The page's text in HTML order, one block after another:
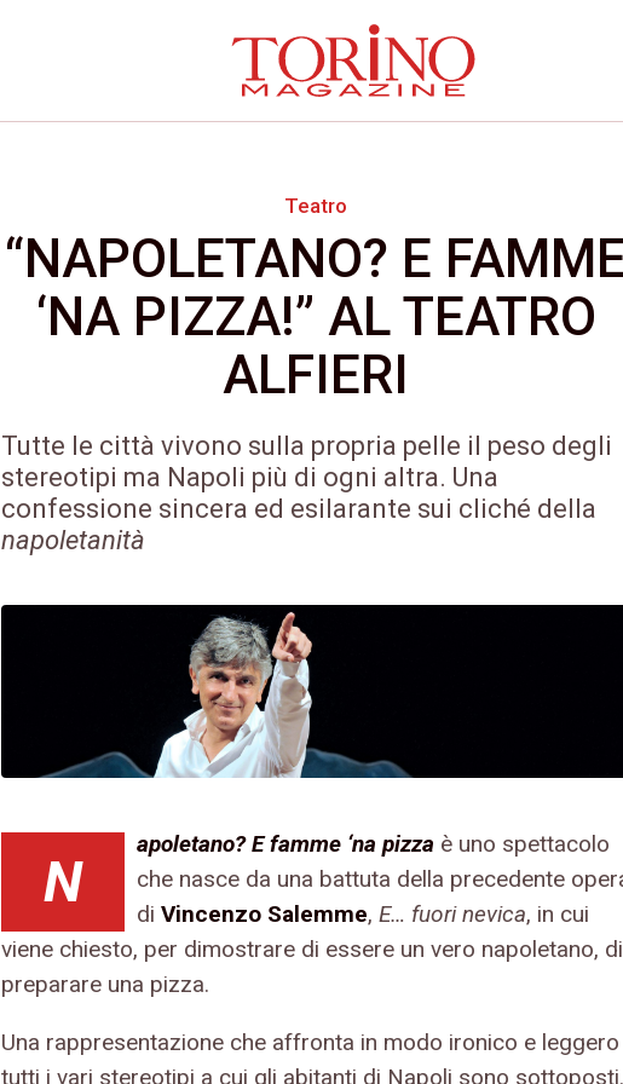
Teatro
“NAPOLETANO? E
‘NA PIZZA!” AL TEATRO
ALFIERI
Tutte le città vivono sulla propria pelle il peso degli
stereotipi ma Napoli più di ogni altra. Una
confessione sincera ed esilarante sui cliché della
napoletanità
N
apoletano? E famme ‘na pizza è uno spettacolo
che nasce da una battuta della precedente
di Vincenzo Salemme, E… fuori nevica, in cui
viene chiesto, per dimostrare di essere un vero napoletano, di
preparare una pizza.
Una rappresentazione che affronta in modo ironico e leggero
tutti i vari stereotipi a cui gli abitanti di Napoli sono sottoposti.